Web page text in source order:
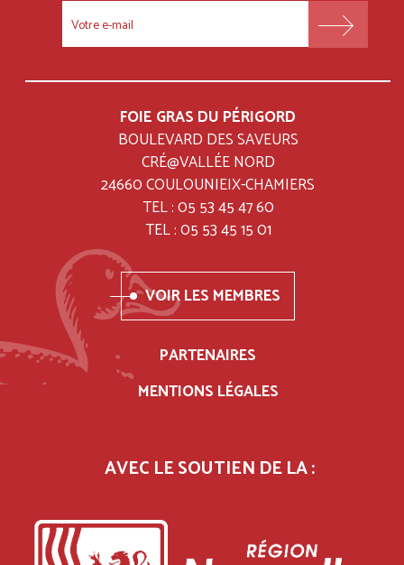
FOIE GRAS DU PÉRIGORD
BOULEVARD DES SAVEURS
CRÉ@VALLÉE NORD
24660 COULOUNIEIX-CHAMIERS
TEL : 05 53 45 47 60
TEL : 05 53 45 15 01
VOIR LES MEMBRES
PARTENAIRES
MENTIONS LÉGALES
FOOTER
MENU
AVEC LE SOUTIEN DE LA :